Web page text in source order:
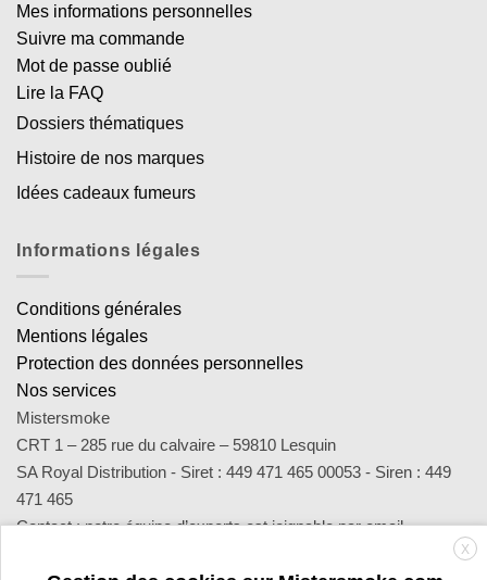
Mes informations personnelles
Suivre ma commande
Mot de passe oublié
Lire la FAQ
Dossiers thématiques
Histoire de nos marques
Idées cadeaux fumeurs
Informations légales
Conditions générales
Mentions légales
Protection des données personnelles
Nos services
Mistersmoke
CRT 1 – 285 rue du calvaire – 59810 Lesquin
SA Royal Distribution - Siret : 449 471 465 00053 - Siren : 449
471 465
Contact : notre équipe d’experts est joignable par email
sav@mistersmoke.com ou par téléphone au 03 20 90 56 55 duX